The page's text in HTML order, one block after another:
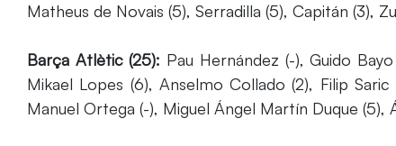
Matheus de Novais (5), Serradilla (5), Capitán (3),
Barça Atlètic (25): Pau Hernández (-), Guido
Mikael Lopes (6), Anselmo Collado (2), Filip
Manuel Ortega (-), Miguel Ángel Martín Duque (5),